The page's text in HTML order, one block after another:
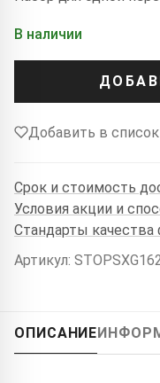
В наличии
Добавить в
Срок и стоимость
Условия акции и
Стандарты
Артикул: STOPSXG162
ОПИСАНИЕ